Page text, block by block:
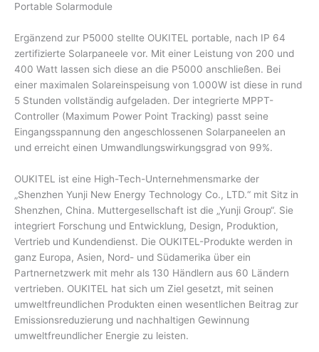
Portable Solarmodule
Ergänzend zur P5000 stellte OUKITEL portable, nach IP 64
zertifizierte Solarpaneele vor. Mit einer Leistung von 200 und
400 Watt lassen sich diese an die P5000 anschließen. Bei
einer maximalen Solareinspeisung von 1.000W ist diese in rund
5 Stunden vollständig aufgeladen. Der integrierte MPPT-
Controller (Maximum Power Point Tracking) passt seine
Eingangsspannung den angeschlossenen Solarpaneelen an
und erreicht einen Umwandlungswirkungsgrad von 99%.
OUKITEL ist eine High-Tech-Unternehmensmarke der
„Shenzhen Yunji New Energy Technology Co., LTD.“ mit Sitz in
Shenzhen, China. Muttergesellschaft ist die „Yunji Group“. Sie
integriert Forschung und Entwicklung, Design, Produktion,
Vertrieb und Kundendienst. Die OUKITEL-Produkte werden in
ganz Europa, Asien, Nord- und Südamerika über ein
Partnernetzwerk mit mehr als 130 Händlern aus 60 Ländern
vertrieben. OUKITEL hat sich um Ziel gesetzt, mit seinen
umweltfreundlichen Produkten einen wesentlichen Beitrag zur
Emissionsreduzierung und nachhaltigen Gewinnung
umweltfreundlicher Energie zu leisten.